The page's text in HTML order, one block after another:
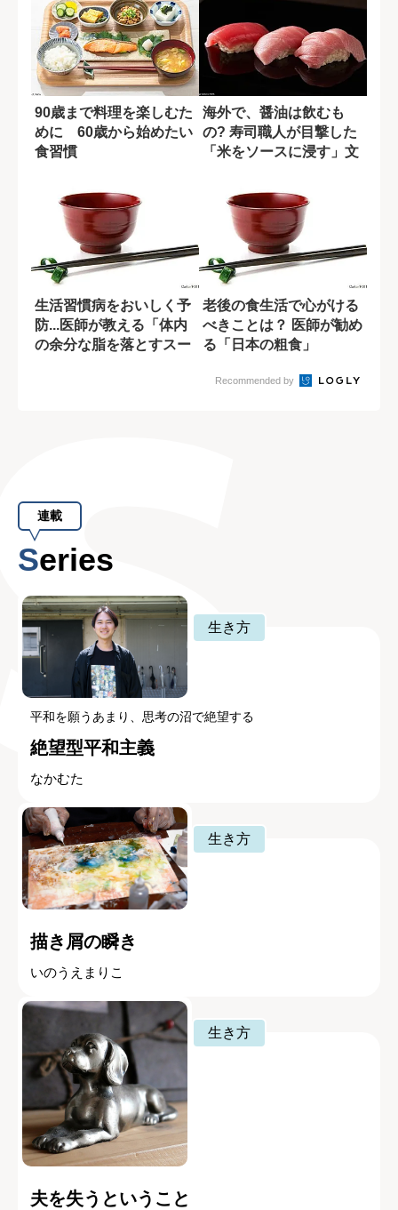
90歳まで料理を楽しむた
めに 60歳から始めたい
食習慣
海外で、醤油は飲むも
の? 寿司職人が目撃した
「米をソースに浸す」文
生活習慣病をおいしく予
防...医師が教える「体内
の余分な脂を落とすスー
老後の食生活で心がける
べきことは？ 医師が勧め
る「日本の粗食」
Recommended by
連載
Series
生き方
平和を願うあまり、思考の沼で絶望する
絶望型平和主義
なかむた
生き方
描き屑の瞬き
いのうえまりこ
生き方
夫を失うということ